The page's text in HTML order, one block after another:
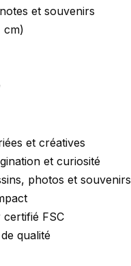
et souvenirs
cm)
et créatives
et curiosité
photos et souvenirs
certifié FSC
qualité